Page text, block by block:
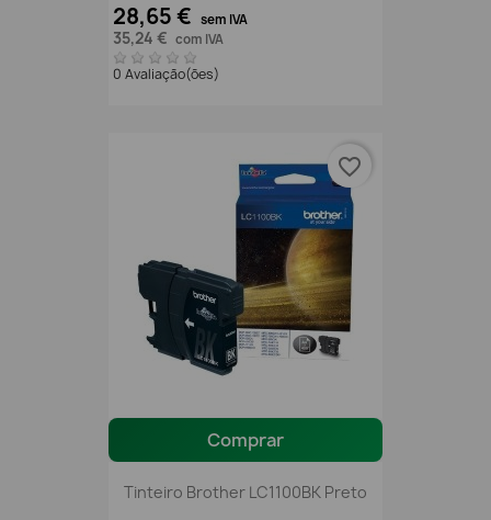
28,65 € sem IVA
35,24 € com IVA
0 Avaliação(ões)
Comprar
Tinteiro Brother LC1100BK Preto
favorite_border